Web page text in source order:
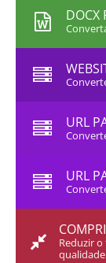
DOCX
URL
URL
Reduzir